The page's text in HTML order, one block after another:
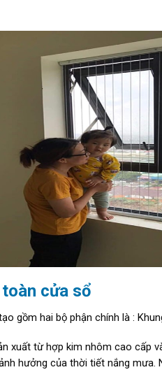
cửa sổ
gồm hai bộ phận chính là :
xuất từ hợp kim nhôm cao cấp
hưởng của thời tiết nắng